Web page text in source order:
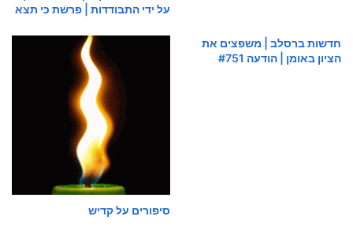
על ידי התבודדות | פרשת כי תצא
חדשות ברסלב | משפצים את
הציון באומן | הודעה #751
סיפורים על קדיש